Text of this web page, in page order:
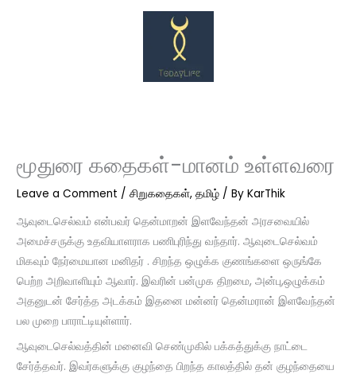
மூதுரை கதைகள்-மானம் உள்ளவரை
Leave a Comment /சிறுகதைகள்,தமிழ் / ByKarThik
ஆவுடைசெல்வம் என்பவர் தென்மாறன் இளவேந்தன் அரசவையில்
அமைச்சருக்கு உதவியாளராக பணிபுரிந்து வந்தார். ஆவுடைசெல்வம்
மிகவும் நேர்மையான மனிதர் . சிறந்த ஒழுக்க குணங்களை ஒருங்கே
பெற்ற அறிவாளியும் ஆவார். இவரின் பன்முக திறமை, அன்பு,ஒழுக்கம்
அதனுடன் சேர்த்த அடக்கம் இதனை மன்னர் தென்மரான் இளவேந்தன்
பல முறை பாராட்டியுள்ளார்.
ஆவுடைசெல்வத்தின் மனைவி செண்முகில் பக்கத்துக்கு நாட்டை
சேர்த்தவர். இவர்களுக்கு குழந்தை பிறந்த காலத்தில் தன் குழந்தையை